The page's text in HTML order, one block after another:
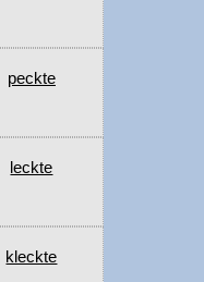
peckte
leckte
kleckte